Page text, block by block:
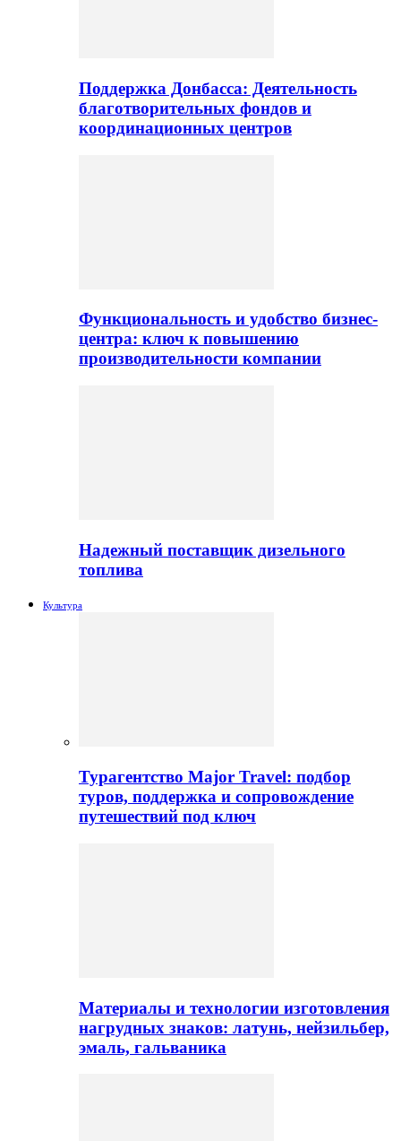
Поддержка Донбасса: Деятельность
благотворительных фондов и
координационных центров
Функциональность и удобство бизнес-
центра: ключ к повышению
производительности компании
Надежный поставщик дизельного
топлива
Культура
Турагентство Major Travel: подбор
туров, поддержка и сопровождение
путешествий под ключ
Материалы и технологии изготовления
нагрудных знаков: латунь, нейзильбер,
эмаль, гальваника